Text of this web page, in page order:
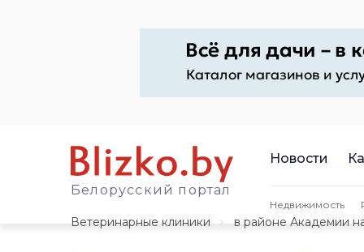
Белорусский портал
Новости
Недвижимость
Ветеринарные клиники в районе Академии